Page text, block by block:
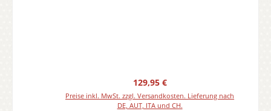
Regulärer Preis:
129,95 €
Preise inkl. MwSt. zzgl. Versandkosten. Lieferung nach
DE, AUT, ITA und CH.